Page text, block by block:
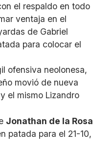
el respaldo en todo
ventaja en el
de Gabriel
para colocar el
ofensiva neolonesa,
movió de nueva
el mismo Lizandro
Jonathan de la Rosa
patada para el 21-10,